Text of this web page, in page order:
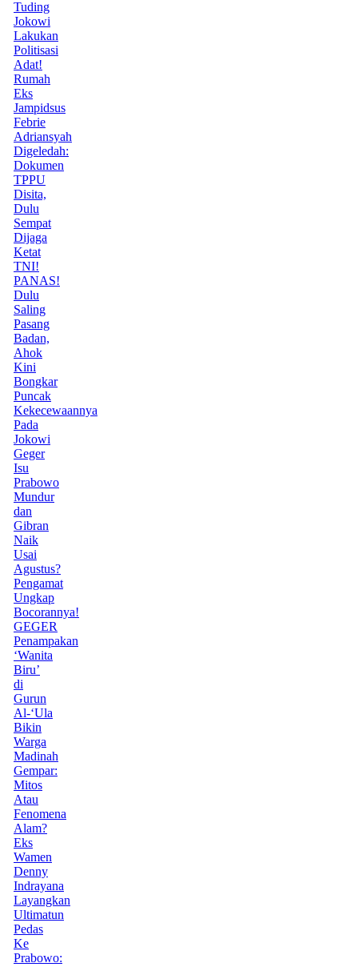
Tuding
Jokowi
Lakukan
Politisasi
Adat!
Rumah
Eks
Jampidsus
Febrie
Adriansyah
Digeledah:
Dokumen
TPPU
Disita,
Dulu
Sempat
Dijaga
Ketat
TNI!
PANAS!
Dulu
Saling
Pasang
Badan,
Ahok
Kini
Bongkar
Puncak
Kekecewaannya
Pada
Jokowi
Geger
Isu
Prabowo
Mundur
dan
Gibran
Naik
Usai
Agustus?
Pengamat
Ungkap
Bocorannya!
GEGER
Penampakan
‘Wanita
Biru’
di
Gurun
Al-‘Ula
Bikin
Warga
Madinah
Gempar:
Mitos
Atau
Fenomena
Alam?
Eks
Wamen
Denny
Indrayana
Layangkan
Ultimatun
Pedas
Ke
Prabowo: